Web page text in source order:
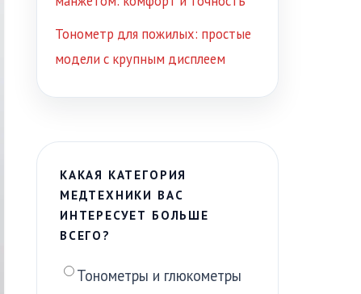
Тонометр для пожилых: простые
модели с крупным дисплеем
КАКАЯ КАТЕГОРИЯ
МЕДТЕХНИКИ ВАС
ИНТЕРЕСУЕТ БОЛЬШЕ
ВСЕГО?
Тонометры и глюкометры